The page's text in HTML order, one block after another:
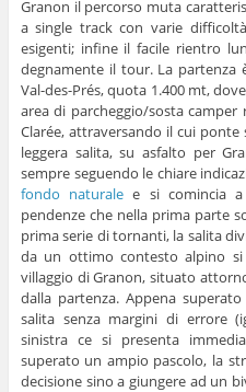
Granon il percorso muta
a single track con varie
esigenti; infine il facile rientro
degnamente il tour. La
Val-des-Prés, quota 1.400 mt,
area di parcheggio/sosta
Clarée, attraversando il cui ponte
leggera salita, su asfalto per
sempre seguendo le chiare
fondo naturale e si comincia a
pendenze che nella prima parte
prima serie di tornanti, la salita
da un ottimo contesto alpino si
villaggio di Granon, situato
dalla partenza. Appena
salita senza margini di errore
sinistra ce si presenta
superato un ampio pascolo, la
decisione sino a giungere ad un